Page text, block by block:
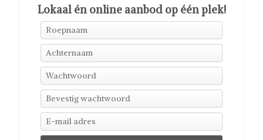
Lokaal én online aanbod op één plek!